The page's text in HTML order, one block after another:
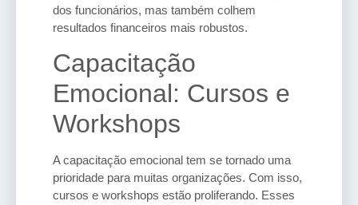
dos funcionários, mas também colhem
resultados financeiros mais robustos.
Capacitação
Emocional: Cursos e
Workshops
A capacitação emocional tem se tornado uma
prioridade para muitas organizações. Com isso,
cursos e workshops estão proliferando. Esses